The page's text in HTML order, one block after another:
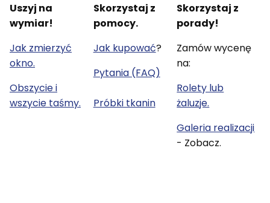
Uszyj na
wymiar!
Jak zmierzyć
okno.
Obszycie i
wszycie taśmy.
Skorzystaj z
pomocy.
Jak kupować?
Pytania (FAQ)
Próbki tkanin
Skorzystaj z
porady!
Zamów wycenę
na:
Rolety lub
żaluzje.
Galeria realizacji
- Zobacz.